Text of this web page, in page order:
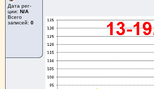
Дата рег-
ции: N/A
Всего
записей: 0